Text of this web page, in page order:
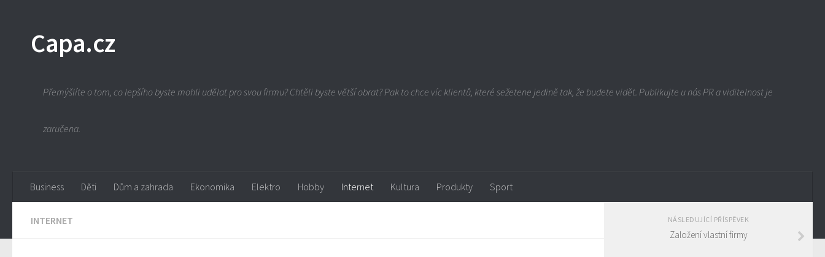
Capa.cz
Přemýšlíte o tom, co lepšího byste mohli udělat pro svou firmu? Chtěli byste větší obrat? Pak to chce víc klientů, které sežetene jedině tak, že budete vidět. Publikujte u nás PR a viditelnost je
zaručena.
Business Děti Dům a zahrada Ekonomika Elektro Hobby Internet Kultura Produkty Sport
INTERNET NÁSLEDUJÍCÍ PŘÍSPĚVEK
Založení vlastní firmy